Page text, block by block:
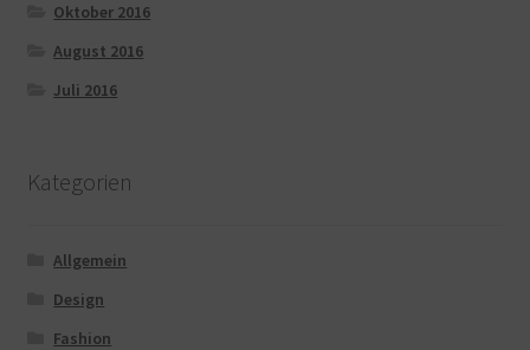
Oktober 2016
August 2016
Juli 2016
Kategorien
Allgemein
Design
Fashion